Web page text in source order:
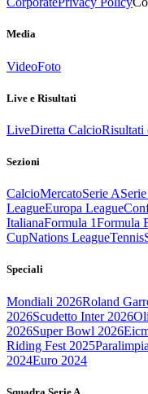
Media
VideoFoto
Live e Risultati
LiveDiretta CalcioRisultati
Sezioni
CalcioMercatoSerie A
LeagueEuropa League
ItalianaFormula 1Formula
CupNations LeagueTennis
Speciali
Mondiali 2026Roland
2026Scudetto Inter 2026
2026Super Bowl 2026
Riding Fest 2025
2024Euro 2024